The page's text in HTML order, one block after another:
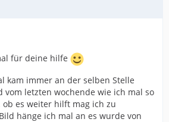
für deine hilfe
kam immer an der selben Stelle
vom letzten wochende wie ich mal so
es weiter hilft mag ich zu
hänge ich mal an es wurde von